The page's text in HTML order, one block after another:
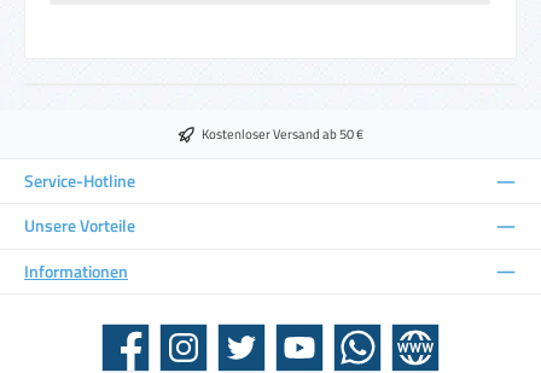
Kostenloser Versand ab 50 €
Service-Hotline
Unsere Vorteile
Informationen
Facebook Instagram Twitter YouTube WhatsApp Website